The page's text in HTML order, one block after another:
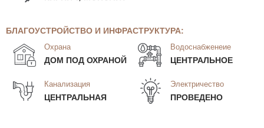
БЛАГОУСТРОЙСТВО И ИНФРАСТРУКТУРА:
Охрана
ДОМ ПОД ОХРАНОЙ
Водоснабженеие
ЦЕНТРАЛЬНОЕ
Канализация
ЦЕНТРАЛЬНАЯ
Электричество
ПРОВЕДЕНО